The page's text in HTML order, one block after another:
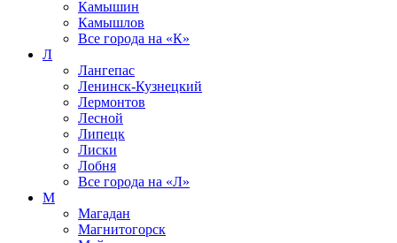
Камышин
Камышлов
Все города на «К»
Л
Лангепас
Ленинск-Кузнецкий
Лермонтов
Лесной
Липецк
Лиски
Лобня
Все города на «Л»
М
Магадан
Магнитогорск